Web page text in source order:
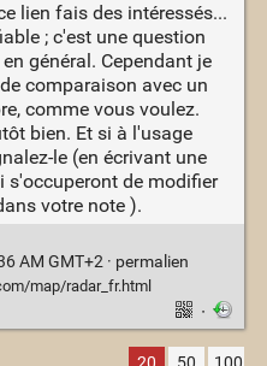
lien fais des intéressés...
; c'est une question
général. Cependant je
comparaison avec un
comme vous voulez.
bien. Et si à l'usage
le (en écrivant une
s'occuperont de modifier
votre note ).
AM GMT+2 · permalien
map/radar_fr.html
·